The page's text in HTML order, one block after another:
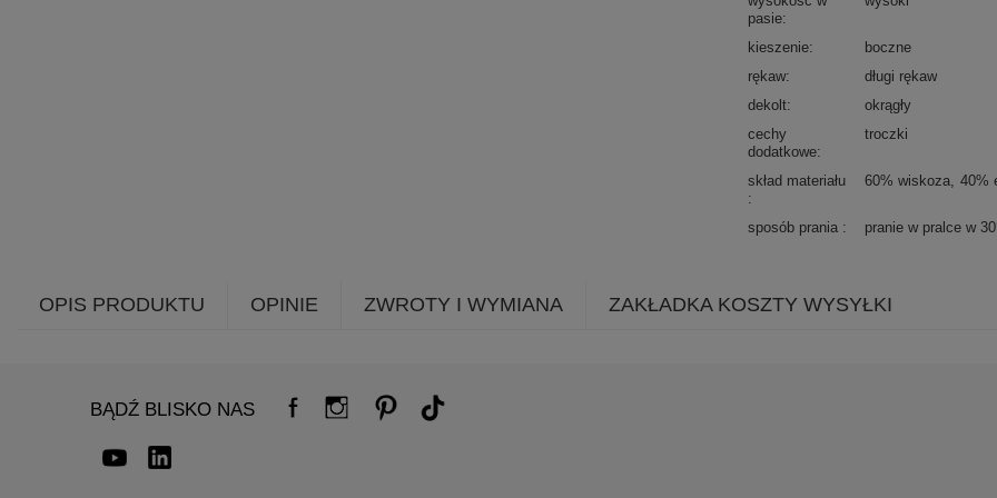
pasie
kieszenie
boczne
rękaw
długi rękaw
dekolt
okrągły
cechy
dodatkowe
troczki
skład materiału 60% wiskoza 40%
sposób prania pranie w pralce w
OPIS PRODUKTU OPINIE ZWROTY I WYMIANA ZAKŁADKA KOSZTY WYSYŁKI
BĄDŹ BLISKO NAS